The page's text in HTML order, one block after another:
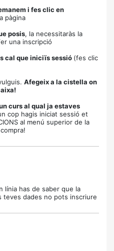
i fes clic en
pàgina
posis, la necessitaràs la
una inscripció
cal que iniciïs sessió (fes clic
Afegeix a la cistella on
curs al qual ja estaves
cop hagis iniciat sessió et
al menú superior de la
línia has de saber que la
teves dades no pots inscriure